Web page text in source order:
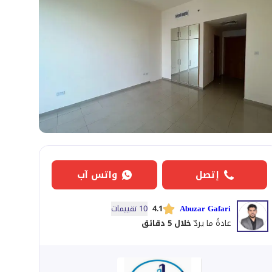
إتصل واتس آب
Abuzar Gafari
4.1 10 تقييمات
عادةً ما يردّخلال 5 دقائق